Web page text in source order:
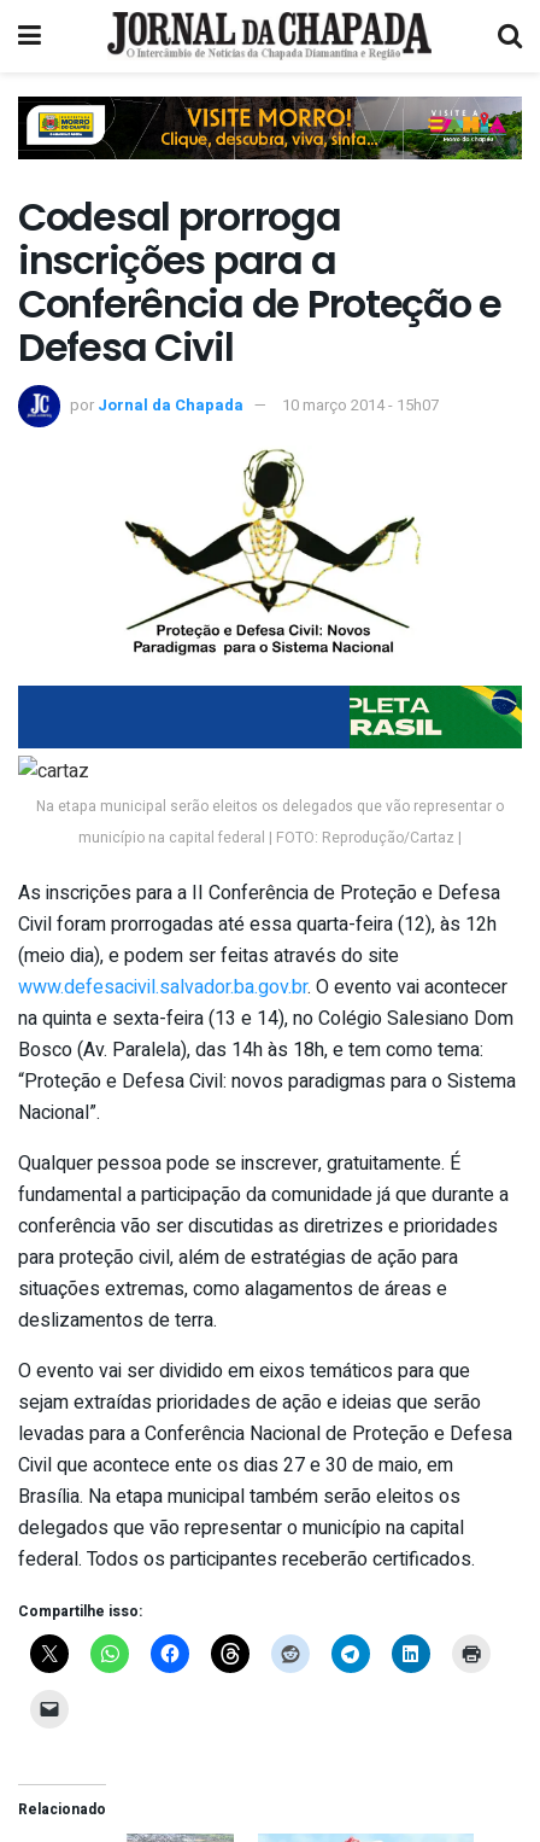
Codesal prorroga
inscrições para a
Conferência de Proteção e
Defesa Civil
por Jornal da Chapada 10 março 2014 - 15h07
Na etapa municipal serão eleitos os delegados que vão representar o
município na capital federal | FOTO: Reprodução/Cartaz |
As inscrições para a II Conferência de Proteção e Defesa
Civil foram prorrogadas até essa quarta-feira (12), às 12h
(meio dia), e podem ser feitas através do site
www.defesacivil.salvador.ba.gov.br. O evento vai acontecer
na quinta e sexta-feira (13 e 14), no Colégio Salesiano Dom
Bosco (Av. Paralela), das 14h às 18h, e tem como tema:
“Proteção e Defesa Civil: novos paradigmas para o Sistema
Nacional”.
Qualquer pessoa pode se inscrever, gratuitamente. É
fundamental a participação da comunidade já que durante a
conferência vão ser discutidas as diretrizes e prioridades
para proteção civil, além de estratégias de ação para
situações extremas, como alagamentos de áreas e
deslizamentos de terra.
O evento vai ser dividido em eixos temáticos para que
sejam extraídas prioridades de ação e ideias que serão
levadas para a Conferência Nacional de Proteção e Defesa
Civil que acontece ente os dias 27 e 30 de maio, em
Brasília. Na etapa municipal também serão eleitos os
delegados que vão representar o município na capital
federal. Todos os participantes receberão certificados.
Compartilhe isso:
Relacionado